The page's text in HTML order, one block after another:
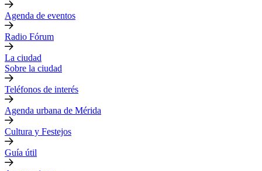
Agenda de eventos
Radio Fórum
La ciudad
Sobre la ciudad
Teléfonos de interés
Agenda urbana de Mérida
Cultura y Festejos
Guía útil